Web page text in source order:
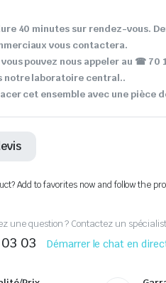
40 minutes sur rendez-vous.
vous contactera.
vous pouvez nous appeler au ☎ 70
notre laboratoire central..
cet ensemble avec une pièce
Add to favorites now and follow the
une question ? Contactez un
03 Démarrer le chat en